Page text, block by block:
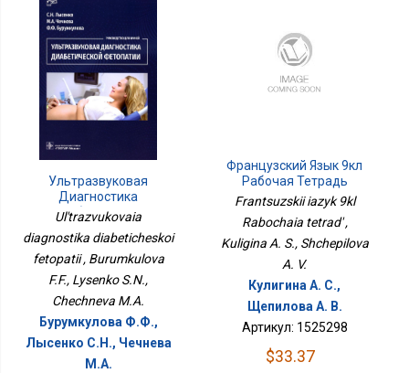
Ультразвуковая
Диагностика
Диабетической
Ul'trazvukovaia
diagnostika diabeticheskoi
fetopatii , Burumkulova
F.F., Lysenko S.N.,
Chechneva M.A.
Бурумкулова Ф.Ф.,
Лысенко С.Н., Чечнева
М.А.
Французский Язык 9кл
Рабочая Тетрадь
Frantsuzskii iazyk 9kl
Rabochaia tetrad' ,
Kuligina A. S., Shchepilova
A. V.
Кулигина А. С.,
Щепилова А. В.
Артикул: 1525298
$33.37